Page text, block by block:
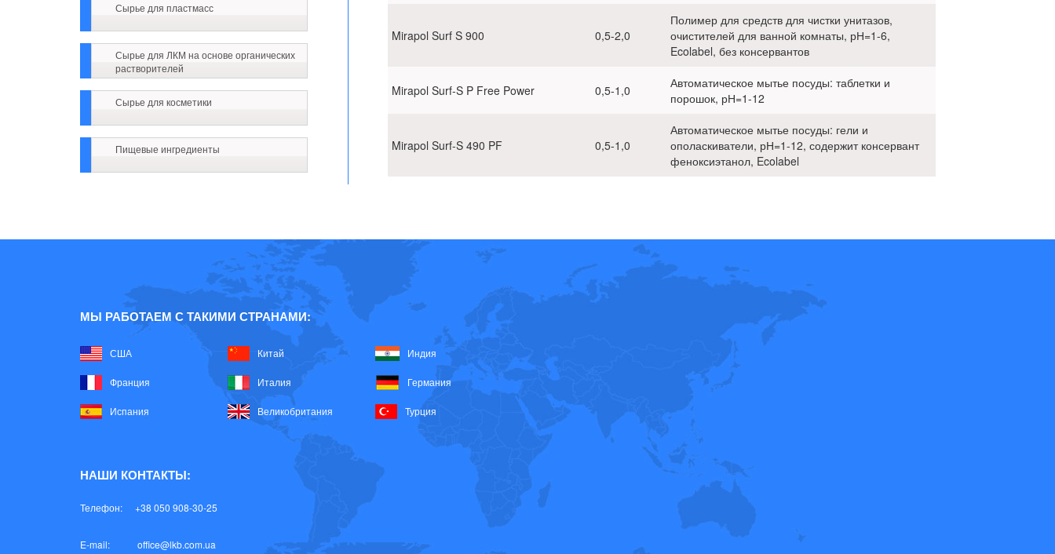
Сырье для пластмасс
Сырье для ЛКМ на основе органических
растворителей
Сырье для косметики
Пищевые ингредиенты
Mirapol Surf S 900 0,5-2,0
Полимер для средств для чистки унитазов,
очистителей для ванной комнаты, рН=1-6,
Ecolabel, без консервантов
Mirapol Surf-S P Free Power 0,5-1,0
Автоматическое мытье посуды: таблетки и
порошок, рН=1-12
Mirapol Surf-S 490 PF 0,5-1,0
Автоматическое мытье посуды: гели и
ополаскиватели, рН=1-12, содержит консервант
феноксиэтанол, Ecolabel
МЫ РАБОТАЕМ С ТАКИМИ СТРАНАМИ:
США Китай Индия
Франция Италия Германия
Испания Великобритания Турция
НАШИ КОНТАКТЫ:
Телефон: +38 050 908-30-25
E-mail: office@lkb.com.ua